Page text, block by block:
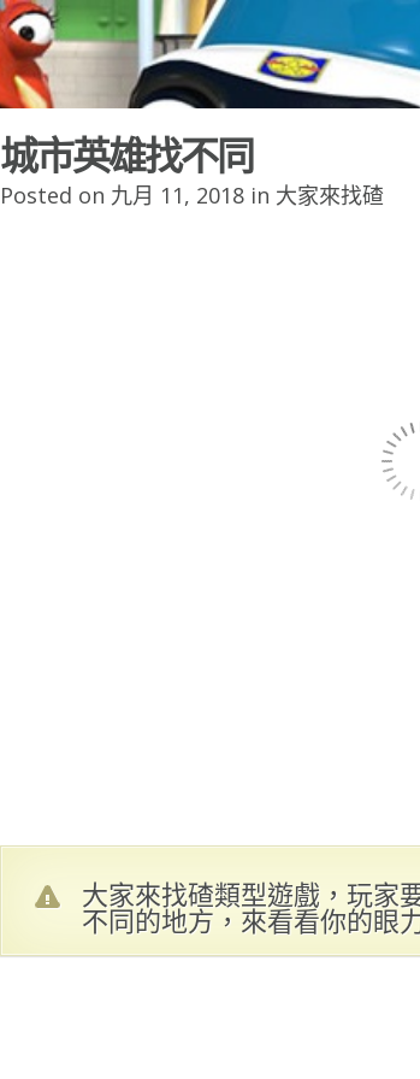
城市英雄找不同
Posted on 九月 11, 2018 in 大家來找碴
大家來找碴類型遊戲，玩家
不同的地方，來看看你的眼